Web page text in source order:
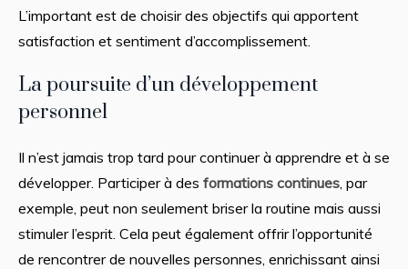
L’important est de choisir des objectifs qui apportent
satisfaction et sentiment d’accomplissement.
La poursuite d’un développement
personnel
Il n’est jamais trop tard pour continuer à apprendre et à se
développer. Participer à des formations continues , par
exemple, peut non seulement briser la routine mais aussi
stimuler l’esprit. Cela peut également offrir l’opportunité
de rencontrer de nouvelles personnes, enrichissant ainsi